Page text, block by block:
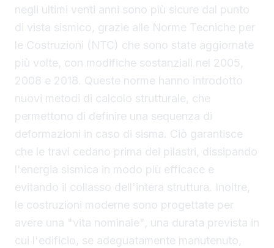
negli ultimi venti anni sono più sicure dal punto
di vista sismico, grazie alle Norme Tecniche per
le Costruzioni (NTC) che sono state aggiornate
più volte, con modifiche sostanziali nel 2005,
2008 e 2018. Queste norme hanno introdotto
nuovi metodi di calcolo strutturale, che
permettono di definire una sequenza di
deformazioni in caso di sisma. Ciò garantisce
che le travi cedano prima dei pilastri, dissipando
l'energia sismica in modo più efficace e
evitando il collasso dell'intera struttura. Inoltre,
le costruzioni moderne sono progettate per
avere una "vita nominale", una durata prevista in
cui l'edificio, se adeguatamente manutenuto,